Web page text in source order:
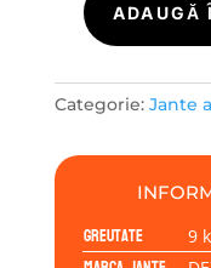
Cantitate
aliaj
DEZENT
dark
ADAUGĂ
Categorie: Jante
Greutate 9